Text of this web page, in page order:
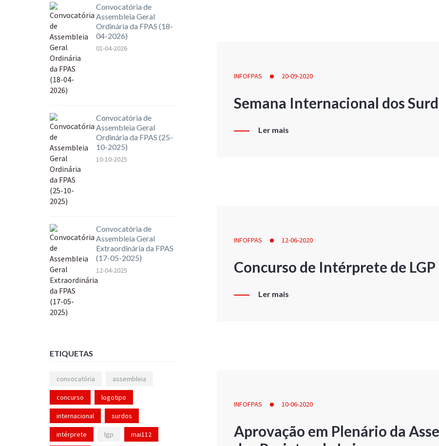
INFOFPAS 20-09-2020
Semana Internacional dos
Ler mais
INFOFPAS 12-06-2020
Concurso de Intérprete de
Ler mais
INFOFPAS 10-06-2020
Aprovação em Plenário da
Convocatória de
Assembleia Geral
Ordinária da FPAS (18-
04-2026)
01-04-2026
Convocatória de
Assembleia Geral
Ordinária da FPAS (25-
10-2025)
10-10-2025
Convocatória de
Assembleia Geral
Extraordinária da FPAS
(17-05-2025)
12-04-2025
ETIQUETAS
convocatória assembleia
concurso logotipo
internacional surdos
intérprete lgp mai112